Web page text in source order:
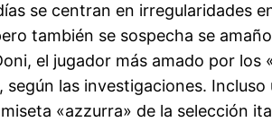
se centran en irregularidades
también se sospecha se
el jugador más amado por
las investigaciones.
«azzurra» de la selección